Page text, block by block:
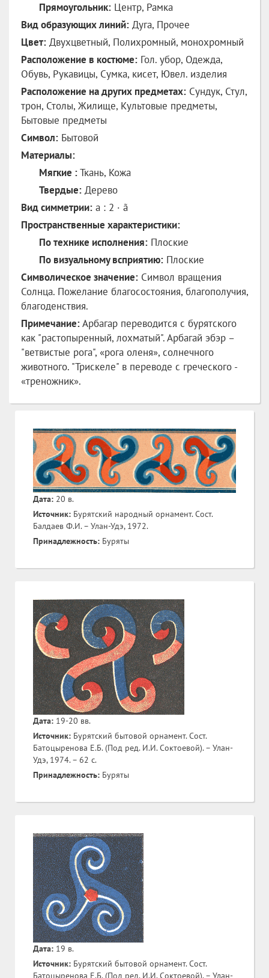
Прямоугольник: Центр, Рамка
Вид образующих линий: Дуга, Прочее
Цвет: Двухцветный, Полихромный, монохромный
Расположение в костюме: Гол. убор, Одежда,
Обувь, Рукавицы, Сумка, кисет, Ювел. изделия
Расположение на других предметах: Сундук, Стул,
трон, Столы, Жилище, Культовые предметы,
Бытовые предметы
Символ: Бытовой
Материалы:
Мягкие :Ткань, Кожа
Твердые: Дерево
Вид симметрии: а : 2 · ã
Пространственные характеристики:
По технике исполнения: Плоские
По визуальному всприятию: Плоские
Символическое значение: Символ вращения
Солнца. Пожелание благосостояния, благополучия,
благоденствия.
Примечание:Арбагар переводится с бурятского
как "растопыренный, лохматый". Арбагай эбэр –
"ветвистые рога", «рога оленя», солнечного
животного. "Трискеле" в переводе с греческого -
«треножник».
Дата: 20 в.
Источник: Бурятский народный орнамент. Сост.
Балдаев Ф.И. – Улан-Удэ, 1972.
Принадлежность: Буряты
Дата: 19-20 вв.
Источник: Бурятский бытовой орнамент. Сост.
Батоцыренова Е.Б. (Под ред. И.И. Соктоевой). – Улан-
Удэ, 1974. – 62 с.
Принадлежность: Буряты
Дата: 19 в.
Источник: Бурятский бытовой орнамент. Сост.
Батоцыренова Е.Б. (Под ред. И.И. Соктоевой). – Улан-